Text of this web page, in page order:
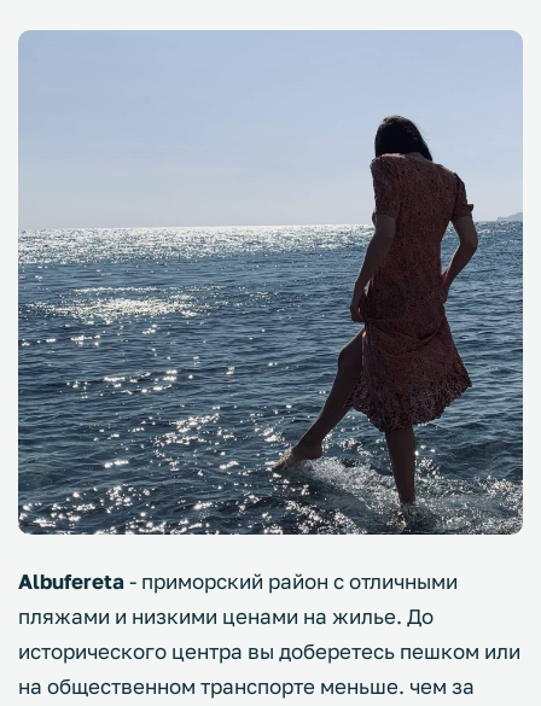
Albufereta- приморский район с отличными
пляжами и низкими ценами на жилье. До
исторического центра вы доберетесь пешком или
на общественном транспорте меньше. чем за